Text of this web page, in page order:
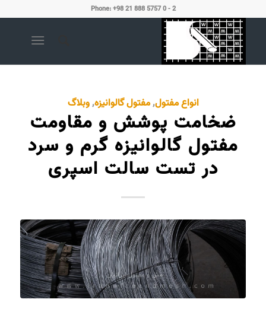
Phone: +98 21 888 5757 0 - 2
انواع مفتول,مفتول گالوانیزه,وبلاگ
ضخامت پوشش و مقاومت
مفتول گالوانیزه گرم و سرد
در تست سالت اسپری